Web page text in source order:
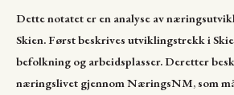
Dette notatet er en analyse av
Skien. Først beskrives utviklingstrekk i
befolkning og arbeidsplasser. Deretter
næringslivet gjennom NæringsNM, som